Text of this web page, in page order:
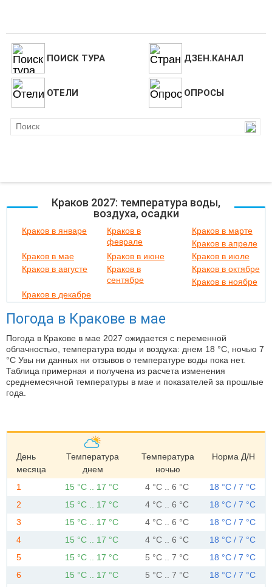
ПОИСК ТУРА ДЗЕН.КАНАЛ
ОТЕЛИ ОПРОСЫ
Краков 2027: температура воды,
воздуха, осадки
Краков в январе
Краков в
феврале
Краков в марте
Краков в апреле
Краков в мае
Краков в июне
Краков в июле
Краков в августе
Краков в
сентябре
Краков в октябре
Краков в ноябре
Краков в декабре
Погода в Кракове в мае
Погода в Кракове в мае 2027 ожидается с переменной
облачностью, температура воды и воздуха: днем 18 °C, ночью 7
°C Увы ни данных ни отзывов о температуре воды пока нет.
Таблица примерная и получена из расчета изменения
среднемесячной температуры в мае и показателей за прошлые
года.
День
месяца
Температура
днем
Температура
ночью
Норма Д/Н
1 15 °C .. 17 °C 4 °C .. 6 °C
18 °C / 7 °C
2
15 °C .. 17 °C 4 °C .. 6 °C
18 °C / 7 °C
3
15 °C .. 17 °C 4 °C .. 6 °C
18 °C / 7 °C
4
15 °C .. 17 °C 4 °C .. 6 °C
18 °C / 7 °C
5
15 °C .. 17 °C 5 °C .. 7 °C
18 °C / 7 °C
6
15 °C .. 17 °C 5 °C .. 7 °C
18 °C / 7 °C